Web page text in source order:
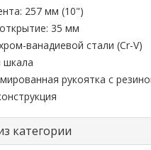
257 мм (10")
35 мм
ванадиевой стали (Cr-V)
шкала
рукоятка с
категории